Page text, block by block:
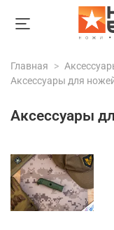
Главная
Аксессуары для
Аксессуары